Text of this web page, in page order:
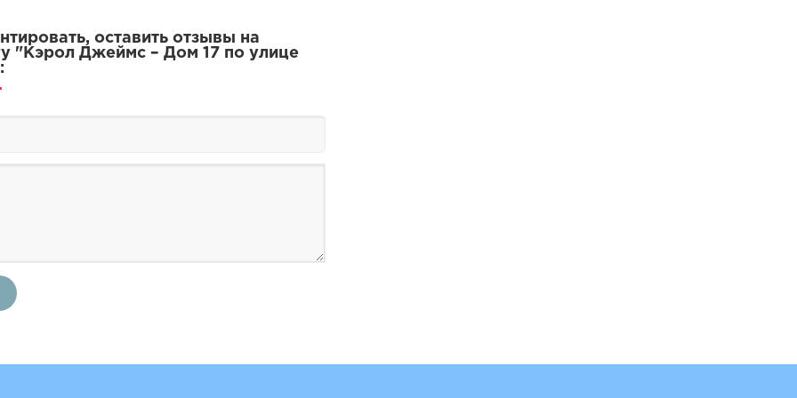
оставить отзывы на
"Кэрол Джеймс – Дом 17 по улице